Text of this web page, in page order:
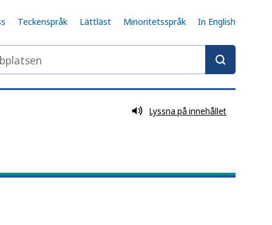
och nikotinprodukter och spel om
Teckenspråk Lättläst Minoritetsspråk In English
Lyssna på innehållet